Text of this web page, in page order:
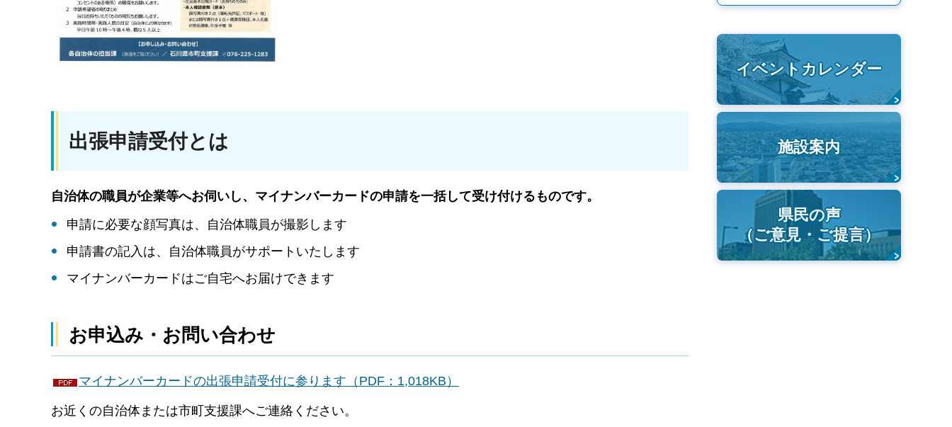
出張申請受付とは
自治体の職員が企業等へお伺いし、マイナンバーカードの申請を一括して受け付けるものです。
申請に必要な顔写真は、自治体職員が撮影します
申請書の記入は、自治体職員がサポートいたします
マイナンバーカードはご自宅へお届けできます
お申込み・お問い合わせ
マイナンバーカードの出張申請受付に参ります（PDF：1,018KB）
お近くの自治体または市町支援課へご連絡ください。
イベントカレンダー
施設案内
県民の声
（ご意見・ご提言）